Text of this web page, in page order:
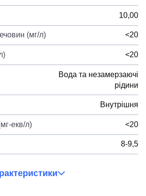
10,00
(мг/л) <20
<20
Вода та незамерзаючі
рідини
Внутрішня
екв/л) <20
8-9,5